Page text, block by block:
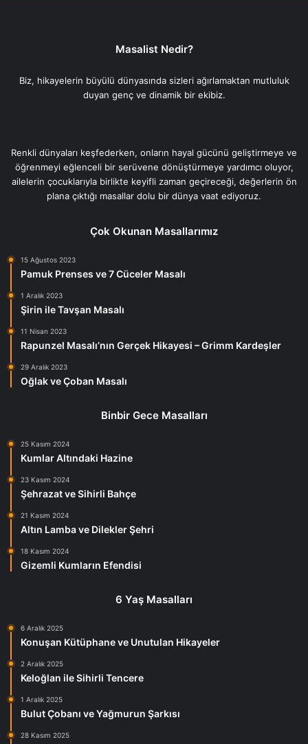
Masalist Nedir?
Biz, hikayelerin büyülü dünyasında sizleri ağırlamaktan mutluluk
duyan genç ve dinamik bir ekibiz.
Renkli dünyaları keşfederken, onların hayal gücünü geliştirmeye ve
öğrenmeyi eğlenceli bir serüvene dönüştürmeye yardımcı oluyor,
ailelerin çocuklarıyla birlikte keyifli zaman geçireceği, değerlerin ön
plana çıktığı masallar dolu bir dünya vaat ediyoruz.
Çok Okunan Masallarımız
15 Ağustos 2023
Pamuk Prenses ve 7 Cüceler Masalı
1 Aralık 2023
Şirin ile Tavşan Masalı
11 Nisan 2023
Rapunzel Masalı’nın Gerçek Hikayesi – Grimm Kardeşler
29 Aralık 2023
Oğlak ve Çoban Masalı
Binbir Gece Masalları
25 Kasım 2024
Kumlar Altındaki Hazine
23 Kasım 2024
Şehrazat ve Sihirli Bahçe
21 Kasım 2024
Altın Lamba ve Dilekler Şehri
18 Kasım 2024
Gizemli Kumların Efendisi
6 Yaş Masalları
6 Aralık 2025
Konuşan Kütüphane ve Unutulan Hikayeler
2 Aralık 2025
Keloğlan ile Sihirli Tencere
1 Aralık 2025
Bulut Çobanı ve Yağmurun Şarkısı
28 Kasım 2025